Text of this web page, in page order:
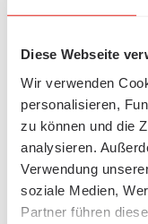
Diese Webseite
Wir verwenden
personalisieren,
zu können und die
analysieren.
Verwendung
soziale Medien,
Partner führen